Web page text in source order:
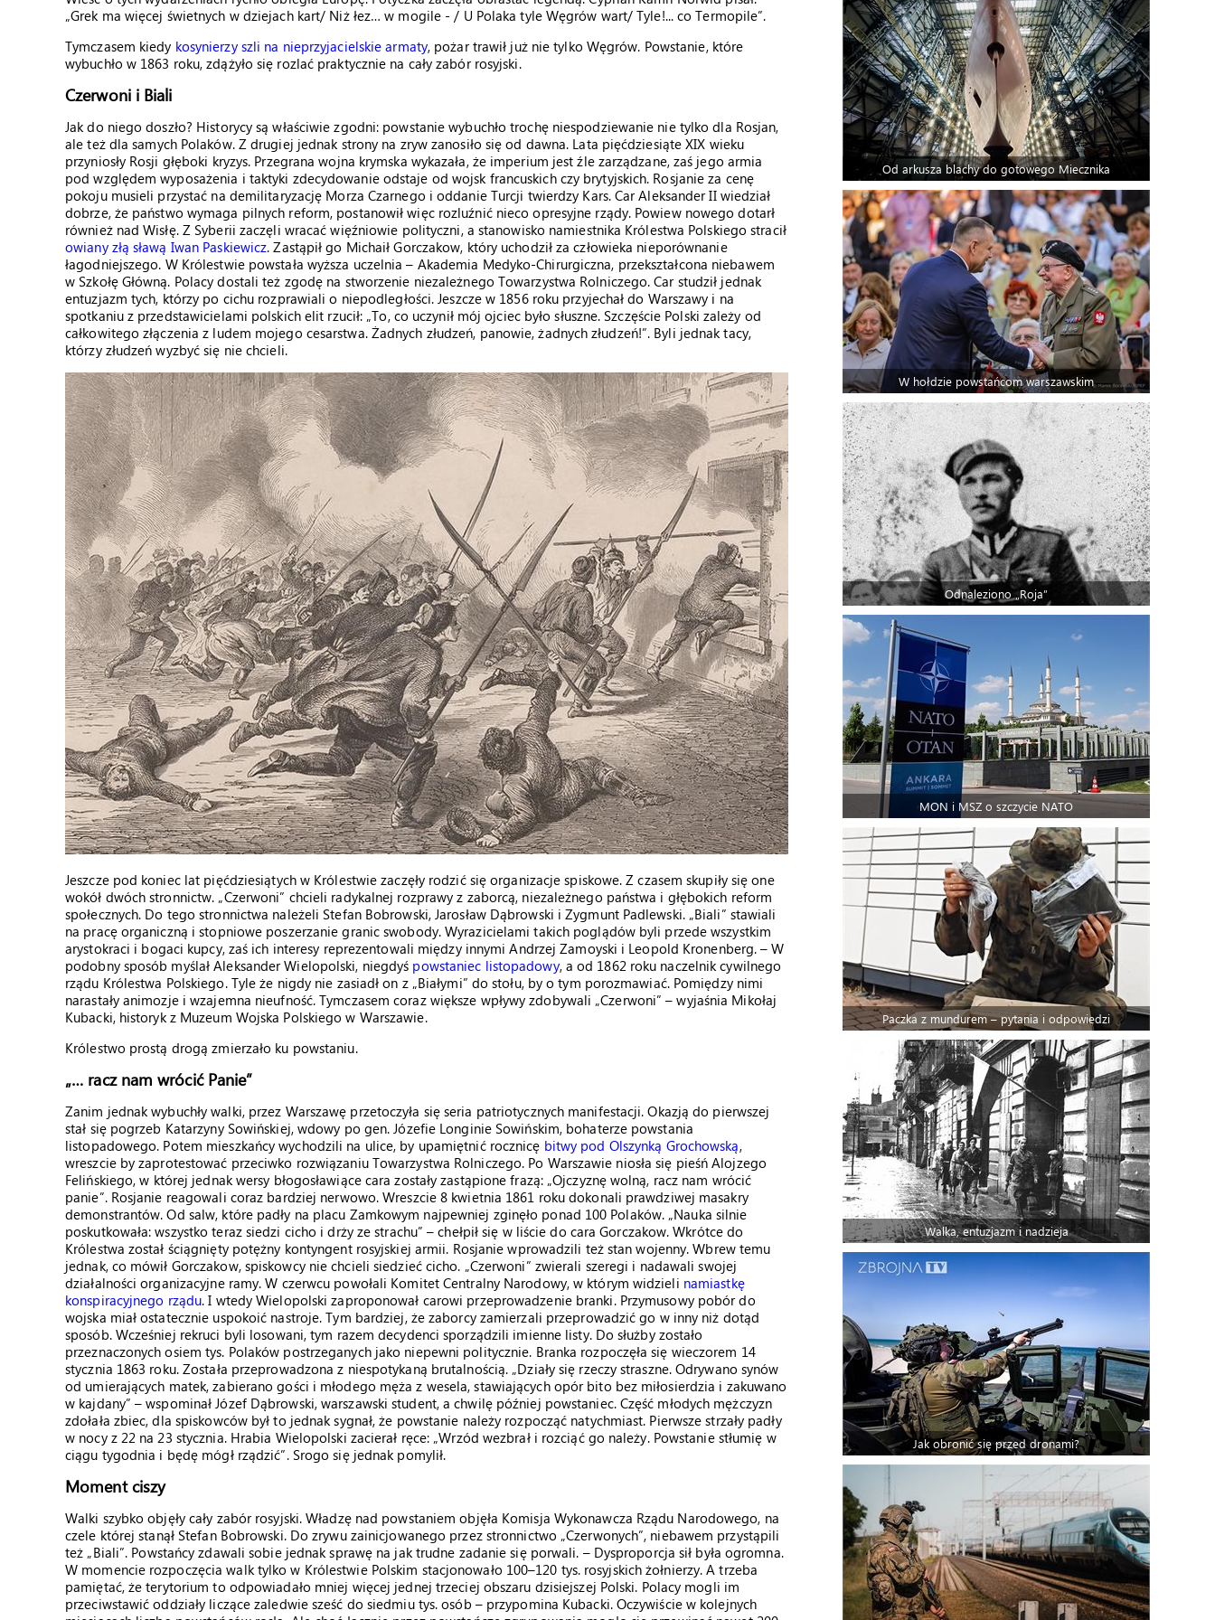
„Grek ma więcej świetnych w dziejach kart/ Niż łez… w mogile - / U Polaka tyle Węgrów wart/ Tyle!... co Termopile”.
Tymczasem kiedy kosynierzy szli na nieprzyjacielskie armaty, pożar trawił już nie tylko Węgrów. Powstanie, które
wybuchło w 1863 roku, zdążyło się rozlać praktycznie na cały zabór rosyjski.
Czerwoni i Biali
Jak do niego doszło? Historycy są właściwie zgodni: powstanie wybuchło trochę niespodziewanie nie tylko dla Rosjan,
ale też dla samych Polaków. Z drugiej jednak strony na zryw zanosiło się od dawna. Lata pięćdziesiąte XIX wieku
przyniosły Rosji głęboki kryzys. Przegrana wojna krymska wykazała, że imperium jest źle zarządzane, zaś jego armia
pod względem wyposażenia i taktyki zdecydowanie odstaje od wojsk francuskich czy brytyjskich. Rosjanie za cenę
pokoju musieli przystać na demilitaryzację Morza Czarnego i oddanie Turcji twierdzy Kars. Car Aleksander II wiedział
dobrze, że państwo wymaga pilnych reform, postanowił więc rozluźnić nieco opresyjne rządy. Powiew nowego dotarł
również nad Wisłę. Z Syberii zaczęli wracać więźniowie polityczni, a stanowisko namiestnika Królestwa Polskiego stracił
owiany złą sławą Iwan Paskiewicz. Zastąpił go Michaił Gorczakow, który uchodził za człowieka nieporównanie
łagodniejszego. W Królestwie powstała wyższa uczelnia – Akademia Medyko-Chirurgiczna, przekształcona niebawem
w Szkołę Główną. Polacy dostali też zgodę na stworzenie niezależnego Towarzystwa Rolniczego. Car studził jednak
entuzjazm tych, którzy po cichu rozprawiali o niepodległości. Jeszcze w 1856 roku przyjechał do Warszawy i na
spotkaniu z przedstawicielami polskich elit rzucił: „To, co uczynił mój ojciec było słuszne. Szczęście Polski zależy od
całkowitego złączenia z ludem mojego cesarstwa. Żadnych złudzeń, panowie, żadnych złudzeń!”. Byli jednak tacy,
którzy złudzeń wyzbyć się nie chcieli.
Jeszcze pod koniec lat pięćdziesiątych w Królestwie zaczęły rodzić się organizacje spiskowe. Z czasem skupiły się one
wokół dwóch stronnictw. „Czerwoni” chcieli radykalnej rozprawy z zaborcą, niezależnego państwa i głębokich reform
społecznych. Do tego stronnictwa należeli Stefan Bobrowski, Jarosław Dąbrowski i Zygmunt Padlewski. „Biali” stawiali
na pracę organiczną i stopniowe poszerzanie granic swobody. Wyrazicielami takich poglądów byli przede wszystkim
arystokraci i bogaci kupcy, zaś ich interesy reprezentowali między innymi Andrzej Zamoyski i Leopold Kronenberg. – W
podobny sposób myślał Aleksander Wielopolski, niegdyś powstaniec listopadowy, a od 1862 roku naczelnik cywilnego
rządu Królestwa Polskiego. Tyle że nigdy nie zasiadł on z „Białymi” do stołu, by o tym porozmawiać. Pomiędzy nimi
narastały animozje i wzajemna nieufność. Tymczasem coraz większe wpływy zdobywali „Czerwoni” – wyjaśnia Mikołaj
Kubacki, historyk z Muzeum Wojska Polskiego w Warszawie.
Królestwo prostą drogą zmierzało ku powstaniu.
„… racz nam wrócić Panie”
Zanim jednak wybuchły walki, przez Warszawę przetoczyła się seria patriotycznych manifestacji. Okazją do pierwszej
stał się pogrzeb Katarzyny Sowińskiej, wdowy po gen. Józefie Longinie Sowińskim, bohaterze powstania
listopadowego. Potem mieszkańcy wychodzili na ulice, by upamiętnić rocznicę bitwy pod Olszynką Grochowską,
wreszcie by zaprotestować przeciwko rozwiązaniu Towarzystwa Rolniczego. Po Warszawie niosła się pieśń Alojzego
Felińskiego, w której jednak wersy błogosławiące cara zostały zastąpione frazą: „Ojczyznę wolną, racz nam wrócić
panie”. Rosjanie reagowali coraz bardziej nerwowo. Wreszcie 8 kwietnia 1861 roku dokonali prawdziwej masakry
demonstrantów. Od salw, które padły na placu Zamkowym najpewniej zginęło ponad 100 Polaków. „Nauka silnie
poskutkowała: wszystko teraz siedzi cicho i drży ze strachu” – chełpił się w liście do cara Gorczakow. Wkrótce do
Królestwa został ściągnięty potężny kontyngent rosyjskiej armii. Rosjanie wprowadzili też stan wojenny. Wbrew temu
jednak, co mówił Gorczakow, spiskowcy nie chcieli siedzieć cicho. „Czerwoni” zwierali szeregi i nadawali swojej
działalności organizacyjne ramy. W czerwcu powołali Komitet Centralny Narodowy, w którym widzieli namiastkę
konspiracyjnego rządu. I wtedy Wielopolski zaproponował carowi przeprowadzenie branki. Przymusowy pobór do
wojska miał ostatecznie uspokoić nastroje. Tym bardziej, że zaborcy zamierzali przeprowadzić go w inny niż dotąd
sposób. Wcześniej rekruci byli losowani, tym razem decydenci sporządzili imienne listy. Do służby zostało
przeznaczonych osiem tys. Polaków postrzeganych jako niepewni politycznie. Branka rozpoczęła się wieczorem 14
stycznia 1863 roku. Została przeprowadzona z niespotykaną brutalnością. „Działy się rzeczy straszne. Odrywano synów
od umierających matek, zabierano gości i młodego męża z wesela, stawiających opór bito bez miłosierdzia i zakuwano
w kajdany” – wspominał Józef Dąbrowski, warszawski student, a chwilę później powstaniec. Część młodych mężczyzn
zdołała zbiec, dla spiskowców był to jednak sygnał, że powstanie należy rozpocząć natychmiast. Pierwsze strzały padły
w nocy z 22 na 23 stycznia. Hrabia Wielopolski zacierał ręce: „Wrzód wezbrał i rozciąć go należy. Powstanie stłumię w
ciągu tygodnia i będę mógł rządzić”. Srogo się jednak pomylił.
Moment ciszy
Walki szybko objęły cały zabór rosyjski. Władzę nad powstaniem objęła Komisja Wykonawcza Rządu Narodowego, na
czele której stanął Stefan Bobrowski. Do zrywu zainicjowanego przez stronnictwo „Czerwonych”, niebawem przystąpili
też „Biali”. Powstańcy zdawali sobie jednak sprawę na jak trudne zadanie się porwali. – Dysproporcja sił była ogromna.
W momencie rozpoczęcia walk tylko w Królestwie Polskim stacjonowało 100–120 tys. rosyjskich żołnierzy. A trzeba
pamiętać, że terytorium to odpowiadało mniej więcej jednej trzeciej obszaru dzisiejszej Polski. Polacy mogli im
przeciwstawić oddziały liczące zaledwie sześć do siedmiu tys. osób – przypomina Kubacki. Oczywiście w kolejnych
Od arkusza blachy do gotowego Miecznika
W hołdzie powstańcom warszawskim
Odnaleziono „Roja”
MON i MSZ o szczycie NATO
Paczka z mundurem – pytania i odpowiedzi
Walka, entuzjazm i nadzieja
Jak obronić się przed dronami?